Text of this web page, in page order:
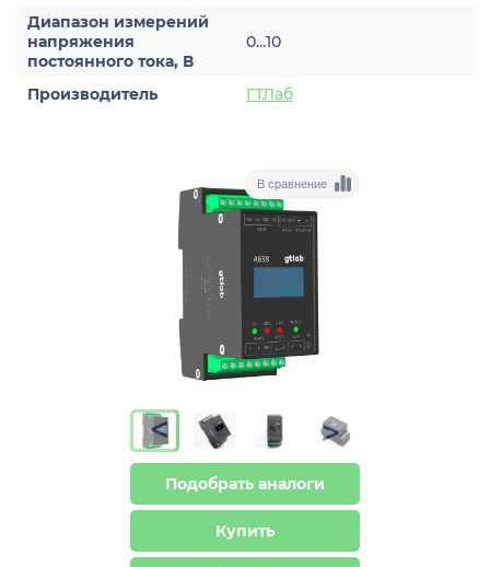
Диапазон измерений
напряжения
постоянного тока, В
0...10
Производитель ГТЛаб
В сравнение
> >
Подобрать аналоги
Купить